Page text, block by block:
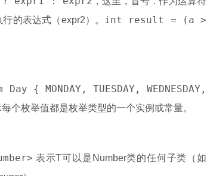
的表达式（expr2）。 int result = (a >
Day { MONDAY, TUESDAY, WEDNESDAY,
个枚举值都是枚举类型的一个实例或常量。
表示T可以是Number类的任何子类（如